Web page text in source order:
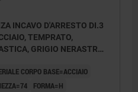
INCAVO D'ARRESTO DI.3
TEMPRATO,
GRIGIO NERASTRO
CORPO BASE=ACCIAIO
FORMA=H